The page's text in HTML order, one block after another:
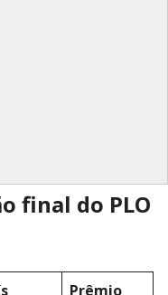
final do PLO
Prêmio